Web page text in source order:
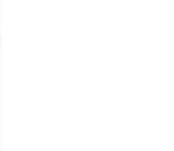
a favoritos